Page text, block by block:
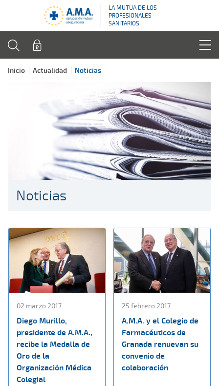
LA MUTUA DE LOS
PROFESIONALES
SANITARIOS
Inicio Actualidad Noticias
Noticias
02 marzo 2017
Diego Murillo,
presidente de A.M.A.,
recibe la Medalla de
Oro de la
Organización Médica
Colegial
25 febrero 2017
A.M.A. y el Colegio de
Farmacéuticos de
Granada renuevan su
convenio de
colaboración